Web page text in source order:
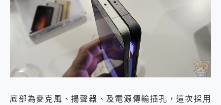
底部為麥克風、揚聲器、及電源傳輸插孔，這次採用